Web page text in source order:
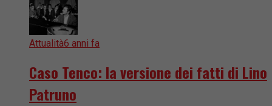
Attualità6 anni fa
Caso Tenco: la versione dei fatti di Lino
Patruno